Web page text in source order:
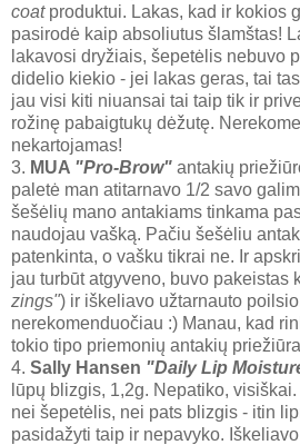
coat produktui. Lakas, kad ir kokios
pasirodė kaip absoliutus šlamštas!
lakavosi dryžiais, šepetėlis nebuvo
didelio kiekio - jei lakas geras, tai
jau visi kiti niuansai tai taip tik ir
rožinę pabaigtukų dėžutę.
nekartojamas!
3. MUA "Pro-Brow" antakių
paletė man atitarnavo 1/2 savo
šešėlių mano antakiams tinkama
naudojau vašką. Pačiu šešėliu
patenkinta, o vašku tikrai ne. Ir
jau turbūt atgyveno, buvo pakeistas
zings") ir iškeliavo užtarnauto
nerekomenduočiau :) Manau, kad
tokio tipo priemonių antakių
4. Sally Hansen "Daily Lip
lūpų blizgis, 1,2g. Nepatiko,
nei šepetėlis, nei pats blizgis - itin
pasidažyti taip ir nepavyko.